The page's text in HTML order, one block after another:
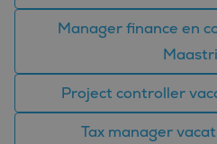
Manager finance en
Project controller
Tax manager